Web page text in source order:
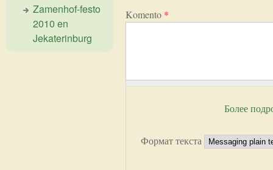
Komento *
Более
Формат текста
Zamenhof-festo
2010 en
Jekaterinburg